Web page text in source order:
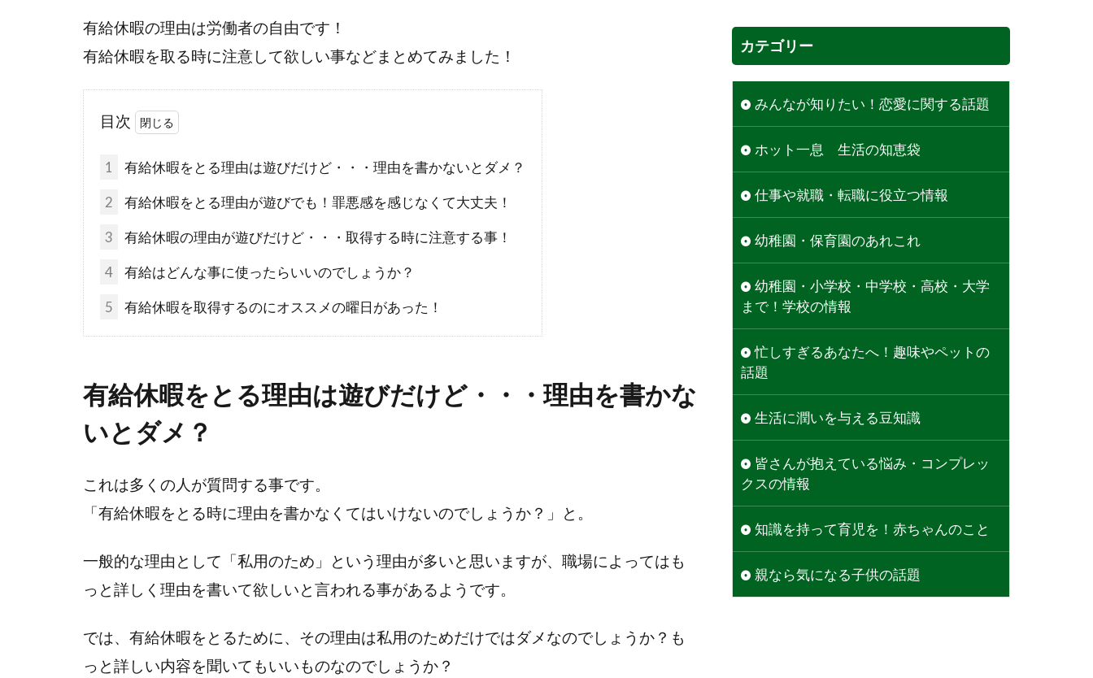
有給休暇の理由は労働者の自由です！
有給休暇を取る時に注意して欲しい事などまとめてみました！
目次
1 有給休暇をとる理由は遊びだけど・・・理由を書かないとダメ？
2 有給休暇をとる理由が遊びでも！罪悪感を感じなくて大丈夫！
3 有給休暇の理由が遊びだけど・・・取得する時に注意する事！
4 有給はどんな事に使ったらいいのでしょうか？
5 有給休暇を取得するのにオススメの曜日があった！
有給休暇をとる理由は遊びだけど・・・理由を書かな
いとダメ？
これは多くの人が質問する事です。
「有給休暇をとる時に理由を書かなくてはいけないのでしょうか？」と。
一般的な理由として「私用のため」という理由が多いと思いますが、職場によってはも
っと詳しく理由を書いて欲しいと言われる事があるようです。
では、有給休暇をとるために、その理由は私用のためだけではダメなのでしょうか？も
っと詳しい内容を聞いてもいいものなのでしょうか？
カテゴリー
みんなが知りたい！恋愛に関する話題
ホット一息 生活の知恵袋
仕事や就職・転職に役立つ情報
幼稚園・保育園のあれこれ
幼稚園・小学校・中学校・高校・大学
まで！学校の情報
忙しすぎるあなたへ！趣味やペットの
話題
生活に潤いを与える豆知識
皆さんが抱えている悩み・コンプレッ
クスの情報
知識を持って育児を！赤ちゃんのこと
親なら気になる子供の話題